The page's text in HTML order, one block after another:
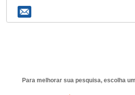
Para melhorar sua pesquisa, escolha